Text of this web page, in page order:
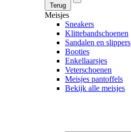
Terug
Meisjes
Sneakers
Klittebandschoenen
Sandalen en slippers
Booties
Enkellaarsjes
Veterschoenen
Meisjes pantoffels
Bekijk alle meisjes